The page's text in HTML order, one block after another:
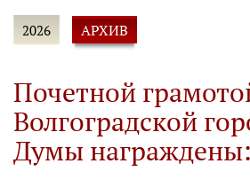
2026 АРХИВ
Почетной
Волгоградской
Думы награждены: